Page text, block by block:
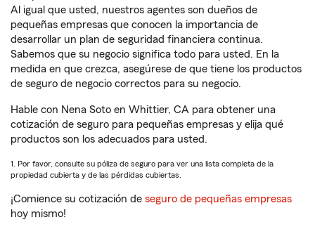
Al igual que usted, nuestros agentes son dueños de
pequeñas empresas que conocen la importancia de
desarrollar un plan de seguridad financiera continua.
Sabemos que su negocio significa todo para usted. En la
medida en que crezca, asegúrese de que tiene los productos
de seguro de negocio correctos para su negocio.
Hable con Nena Soto en Whittier, CA para obtener una
cotización de seguro para pequeñas empresas y elija qué
productos son los adecuados para usted.
1. Por favor, consulte su póliza de seguro para ver una lista completa de la
propiedad cubierta y de las pérdidas cubiertas.
¡Comience su cotización de seguro de pequeñas empresas
hoy mismo!